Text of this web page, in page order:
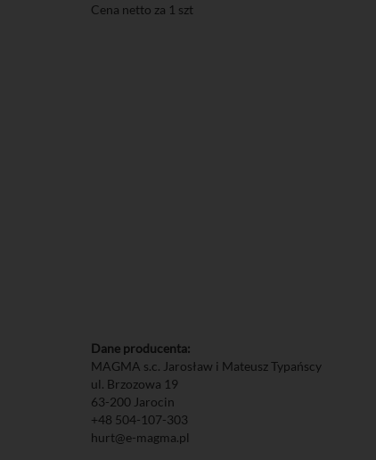
Cena netto za 1 szt
Dane producenta:
MAGMA s.c. Jarosław i Mateusz Typańscy
ul. Brzozowa 19
63-200 Jarocin
+48 504-107-303
hurt@e-magma.pl